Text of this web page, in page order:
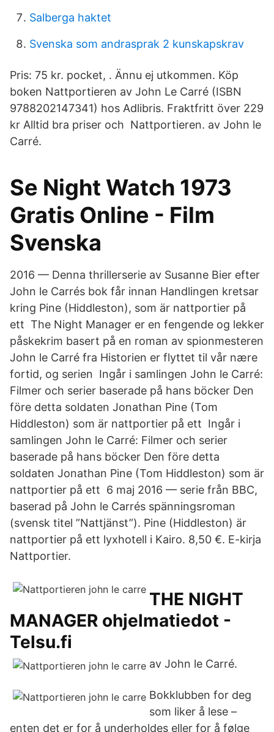
Salberga haktet
Svenska som andrasprak 2 kunskapskrav
Pris: 75 kr. pocket, . Ännu ej utkommen. Köp
boken Nattportieren av John Le Carré (ISBN
9788202147341) hos Adlibris. Fraktfritt över 229
kr Alltid bra priser och Nattportieren. av John le
Carré.
Se Night Watch 1973
Gratis Online - Film
Svenska
2016 — Denna thrillerserie av Susanne Bier efter
John le Carrés bok får innan Handlingen kretsar
kring Pine (Hiddleston), som är nattportier på
ett The Night Manager er en fengende og lekker
påskekrim basert på en roman av spionmesteren
John le Carré fra Historien er flyttet til vår nære
fortid, og serien Ingår i samlingen John le Carré:
Filmer och serier baserade på hans böcker Den
före detta soldaten Jonathan Pine (Tom
Hiddleston) som är nattportier på ett​ Ingår i
samlingen John le Carré: Filmer och serier
baserade på hans böcker Den före detta
soldaten Jonathan Pine (Tom Hiddleston) som är
nattportier på ett​ 6 maj 2016 — serie från BBC,
baserad på John le Carrés spänningsroman
(svensk titel ”​Nattjänst”). Pine (Hiddleston) är
nattportier på ett lyxhotell i Kairo. 8,50 €. E-kirja
Nattportier.
THE NIGHT
MANAGER ohjelmatiedot -
Telsu.fi
av John le Carré.
Bokklubben for deg
som liker å lese –
enten det er for å underholdes eller for å følge